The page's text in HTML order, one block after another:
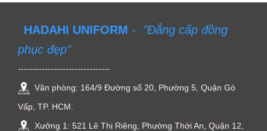
HADAHI UNIFORM - "Đẳng cấp đồng
phục đẹp"
-------------------------------
Văn phòng: 164/9 Đường số 20, Phường 5, Quận Gò
Vấp, TP. HCM.
Xưởng 1: 521 Lê Thị Riêng, Phường Thới An, Quận 12,